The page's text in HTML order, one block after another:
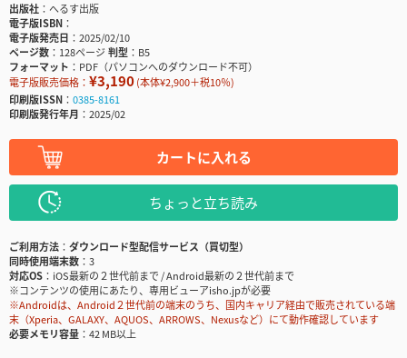
出版社
へるす出版
電子版ISBN
電子版発売日
2025/02/10
ページ数
128ページ判型
B5
フォーマット
PDF（パソコンへのダウンロード不可）
電子版販売価格： ¥3,190(本体¥2,900＋税10％)
印刷版ISSN
0385-8161
印刷版発行年月
2025/02
カートに入れる
ちょっと立ち読み
ご利用方法
ダウンロード型配信サービス（買切型）
同時使用端末数
3
対応OS
iOS最新の２世代前まで / Android最新の２世代前まで
※コンテンツの使用にあたり、専用ビューアisho.jpが必要
※Androidは、Android２世代前の端末のうち、国内キャリア経由で販売されている端
末（Xperia、GALAXY、AQUOS、ARROWS、Nexusなど）にて動作確認しています
必要メモリ容量
42 MB以上